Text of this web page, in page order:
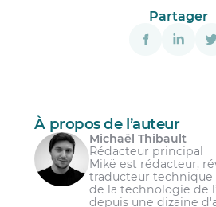
Partager
À propos de l’auteur
Michaël Thibault
Rédacteur principal
Mikë est rédacteur,
traducteur technique
de la technologie de
depuis une dizaine